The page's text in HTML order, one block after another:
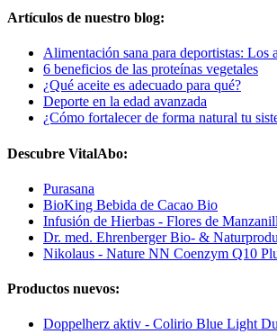
Artículos de nuestro blog:
Alimentación sana para deportistas: Los
6 beneficios de las proteínas vegetales
¿Qué aceite es adecuado para qué?
Deporte en la edad avanzada
¿Cómo fortalecer de forma natural tu
Descubre VitalAbo:
Purasana
BioKing Bebida de Cacao Bio
Infusión de Hierbas - Flores de
Dr. med. Ehrenberger Bio- &
Nikolaus - Nature NN Coenzym Q10
Productos nuevos:
Doppelherz aktiv - Colirio Blue Light